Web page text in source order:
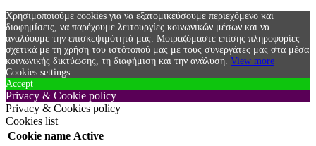
Χρησιμοποιούμε cookies για να εξατομικεύσουμε περιεχόμενο και
διαφημίσεις, να παρέχουμε λειτουργίες κοινωνικών μέσων και να
αναλύουμε την επισκεψιμότητά μας. Μοιραζόμαστε επίσης πληροφορίες
σχετικά με τη χρήση του ιστότοπού μας με τους συνεργάτες μας στα μέσα
κοινωνικής δικτύωσης, τη διαφήμιση και την ανάλυση. View more
Cookies settings
Accept
Privacy & Cookie policy
Privacy & Cookies policy
Cookies list
Cookie name Active